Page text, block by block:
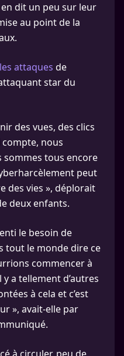
dit un peu sur leur
au point de la
attaques de
star du
des vues, des clics
nous
tous encore
peut
des vies », déplorait
deux enfants.
le besoin de
tout le monde dire ce
commencer à
a tellement d’autres
à cela et c’est
», avait-elle par